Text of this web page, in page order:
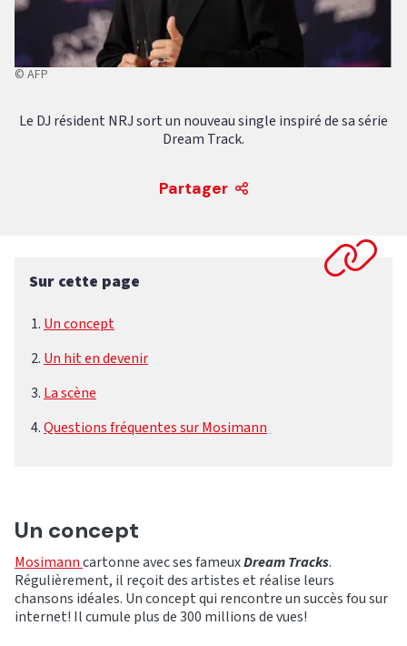
© AFP
Le DJ résident NRJ sort un nouveau single inspiré de sa série
Dream Track.
Partager
Sur cette page
Un concept
Un hit en devenir
La scène
Questions fréquentes sur Mosimann
Un concept
Mosimanncartonne avec ses fameuxDream Tracks.
Régulièrement, il reçoit des artistes et réalise leurs
chansons idéales. Un concept qui rencontre un succès fou sur
internet! Il cumule plus de 300 millions de vues!